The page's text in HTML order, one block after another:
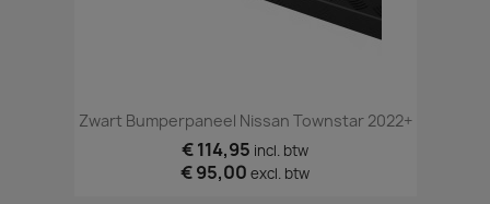
Zwart Bumperpaneel Nissan Townstar 2022+
€ 114,95 incl. btw
€ 95,00 excl. btw